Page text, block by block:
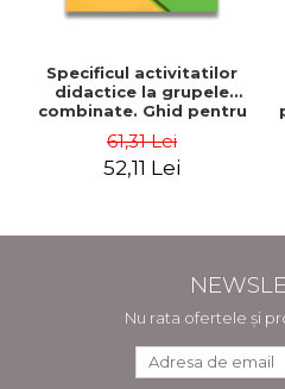
Specificul activitatilor
didactice la grupele
combinate. Ghid pentru
invatamantul prescolar -
Horatiu Catalano, Ion
61,31 Lei
52,11 Lei
Nu rata ofertele și